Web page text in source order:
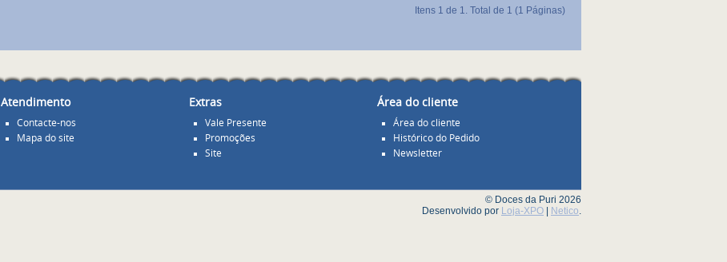
Itens 1 de 1. Total de 1 (1 Páginas)
Atendimento
Contacte-nos
Mapa do site
Extras
Vale Presente
Promoções
Site
Área do cliente
Área do cliente
Histórico do Pedido
Newsletter
© Doces da Puri 2026
Desenvolvido por Loja-XPO Netico.